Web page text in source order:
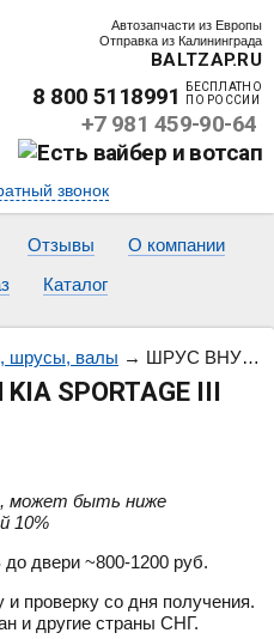
Автозапчасти из Европы
Отправка из Калининграда
BALTZAP.RU
8 800 5118991
БЕСПЛАТНО
ПО РОССИИ
+7 981 459-90-64
звонок
Отзывы
О компании
Каталог
шрусы, валы → ШРУС ВНУТРЕННИЙ KIA SPORTAGE III 2.0 04-10 /ЛЕВ/
SPORTAGE III
может быть ниже
10%
двери ~800-1200 руб.
и проверку со дня получения.
и другие страны СНГ.